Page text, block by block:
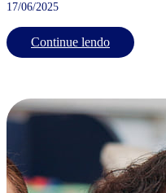
17/06/2025
Continue lendo